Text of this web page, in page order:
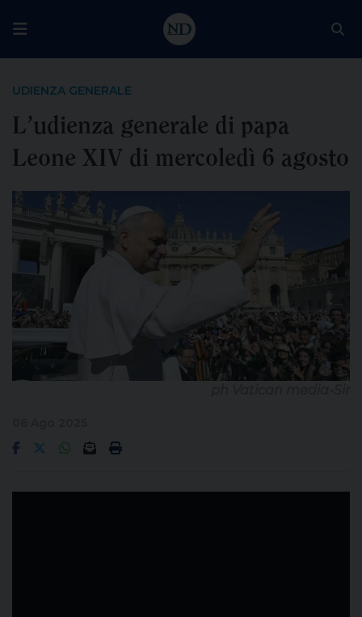
UDIENZA GENERALE
L’udienza generale di papa
Leone XIV di mercoledì 6 agosto